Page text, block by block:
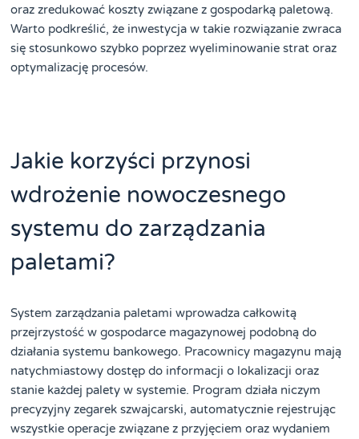
oraz zredukować koszty związane z gospodarką paletową.
Warto podkreślić, że inwestycja w takie rozwiązanie zwraca
się stosunkowo szybko poprzez wyeliminowanie strat oraz
optymalizację procesów.
Jakie korzyści przynosi
wdrożenie nowoczesnego
systemu do zarządzania
paletami?
System zarządzania paletami wprowadza całkowitą
przejrzystość w gospodarce magazynowej podobną do
działania systemu bankowego. Pracownicy magazynu mają
natychmiastowy dostęp do informacji o lokalizacji oraz
stanie każdej palety w systemie. Program działa niczym
precyzyjny zegarek szwajcarski, automatycznie rejestrując
wszystkie operacje związane z przyjęciem oraz wydaniem